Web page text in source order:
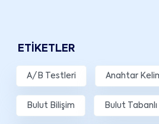
ETIKETLER
A/B Testleri Anahtar
Bulut Bilişim Bulut